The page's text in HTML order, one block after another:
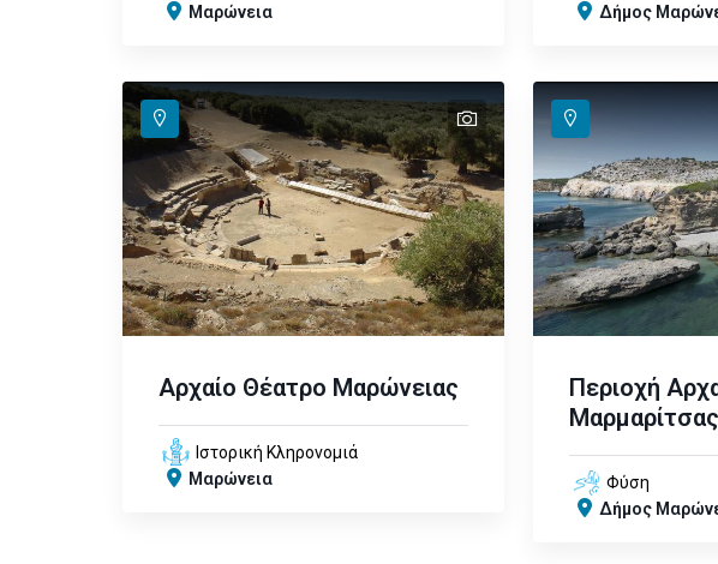
Μαρώνεια
Δήμος
text
text
text
text
Αρχαίο Θέατρο Μαρώνειας
Ιστορική Κληρονομιά
Μαρώνεια
Περιοχή
Φύση
Δήμος